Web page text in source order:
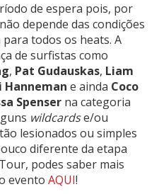
de espera pois, por
depende das condições
todos os heats. A
de surfistas como
, Pat Gudauskas, Liam
Hanneman e ainda Coco
Spenser na categoria
wildcardse/ou
lesionados ou simples
diferente da etapa
podes saber mais
evento AQUI!